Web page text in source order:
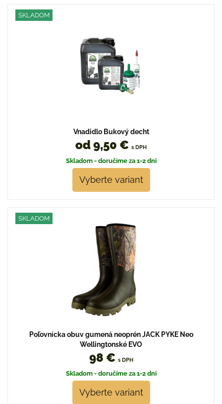
SKLADOM
Vnadidlo Bukový decht
od 9,50 € s DPH
Skladom - doručíme za 1-2 dni
Vyberte variant
SKLADOM
Poľovnícka obuv gumená neoprén JACK PYKE Neo
Wellingtonské EVO
98 € s DPH
Skladom - doručíme za 1-2 dni
Vyberte variant